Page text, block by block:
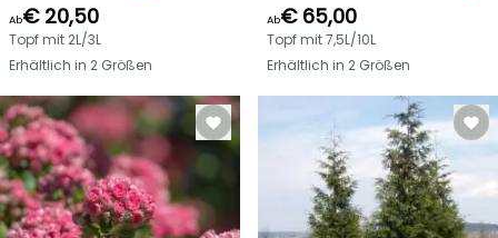
Ab€ 20,50
Topf mit 2L/3L
Erhältlich in 2 Größen
Ab€ 65,00
Topf mit 7,5L/10L
Erhältlich in 2 Größen